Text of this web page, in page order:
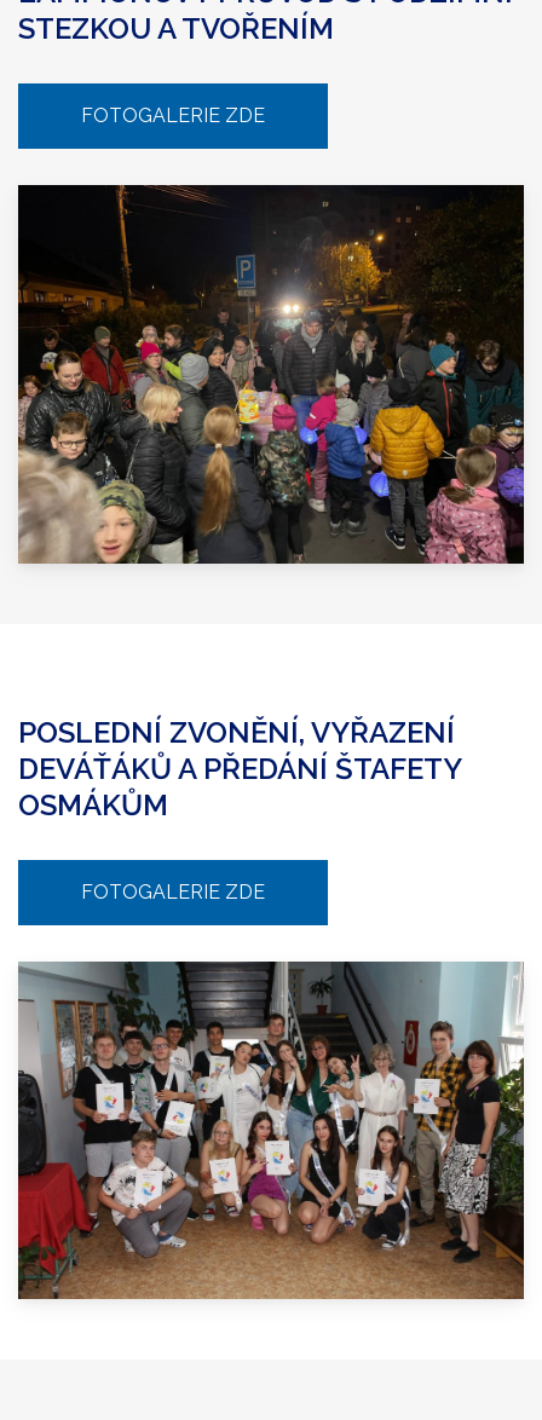
STEZKOU A TVOŘENÍM
FOTOGALERIE ZDE
POSLEDNÍ ZVONĚNÍ, VYŘAZENÍ
DEVÁŤÁKŮ A PŘEDÁNÍ ŠTAFETY
OSMÁKŮM
FOTOGALERIE ZDE